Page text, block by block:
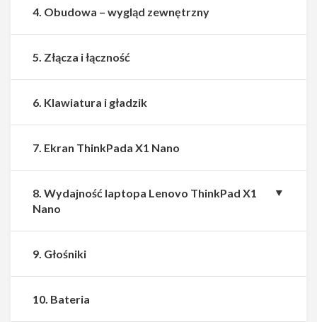
4. Obudowa – wygląd zewnętrzny
5. Złącza i łączność
6. Klawiatura i gładzik
7. Ekran ThinkPada X1 Nano
8. Wydajność laptopa Lenovo ThinkPad X1
Nano
9. Głośniki
10. Bateria